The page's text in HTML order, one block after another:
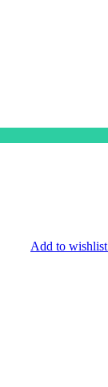
Add to wishlist